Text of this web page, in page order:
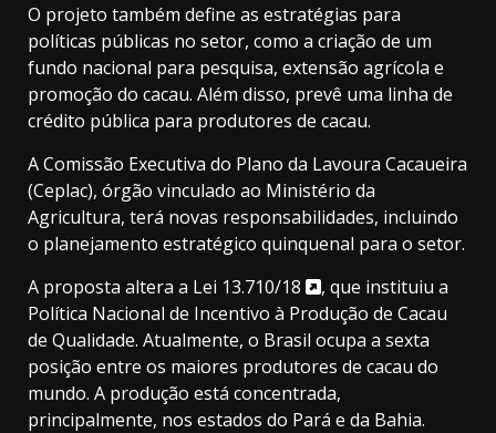
O projeto também define as estratégias para
políticas públicas no setor, como a criação de um
fundo nacional para pesquisa, extensão agrícola e
promoção do cacau. Além disso, prevê uma linha de
crédito pública para produtores de cacau.
A Comissão Executiva do Plano da Lavoura Cacaueira
(Ceplac), órgão vinculado ao Ministério da
Agricultura, terá novas responsabilidades, incluindo
o planejamento estratégico quinquenal para o setor.
A proposta altera a Lei 13.710/18
, que instituiu a
Política Nacional de Incentivo à Produção de Cacau
de Qualidade. Atualmente, o Brasil ocupa a sexta
posição entre os maiores produtores de cacau do
mundo. A produção está concentrada,
principalmente, nos estados do Pará e da Bahia.